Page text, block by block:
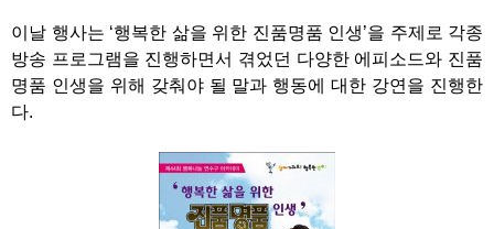
이날 행사는 ‘행복한 삶을 위한 진품명품 인생’을 주제로 각종
방송 프로그램을 진행하면서 겪었던 다양한 에피소드와 진품
명품 인생을 위해 갖춰야 될 말과 행동에 대한 강연을 진행한
다.